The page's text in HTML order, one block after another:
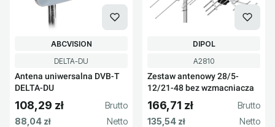
Kod produktu
DELTA-DU
Antena uniwersalna DVB-T
DELTA-DU
PRODUCENT
ABCVISION
Cena brutto
108,29 zł
Cena netto
88,04 zł
Kod produktu
A2810
Zestaw antenowy 28/5-
12/21-48 bez wzmacniacza
PRODUCENT
DIPOL
Cena brutto
166,71 zł
Cena netto
135,54 zł